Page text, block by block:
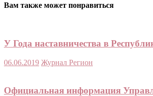
Вам также может понравиться
У Года наставничества в
06.06.2019 Журнал Регион
Официальная информация